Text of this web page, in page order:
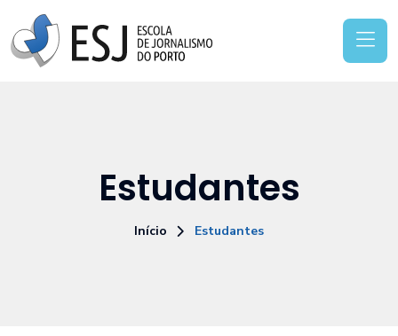
Estudantes
Início Estudantes